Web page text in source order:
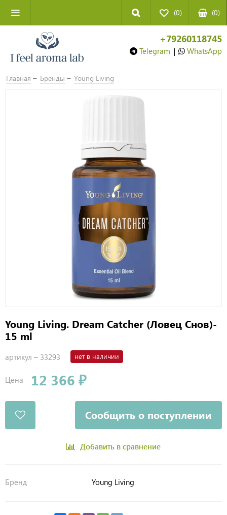
(0) (0)
+79260118745
Telegram | WhatsApp
Главная Бренды Young Living
Young Living. Dream Catcher (Ловец Снов)-
15 ml
артикул – 33293 нет в наличии
Цена 12 366 ₽
Сообщить о поступлении
Добавить в сравнение
Бренд Young Living